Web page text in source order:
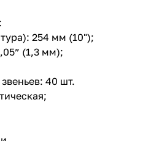
254 мм (10");
(1,3 мм);
40 шт.